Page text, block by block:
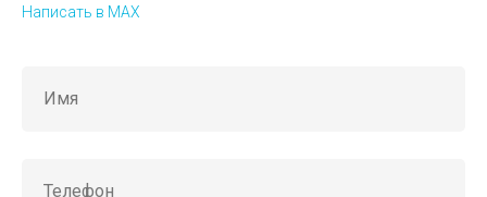
Написать в MAX